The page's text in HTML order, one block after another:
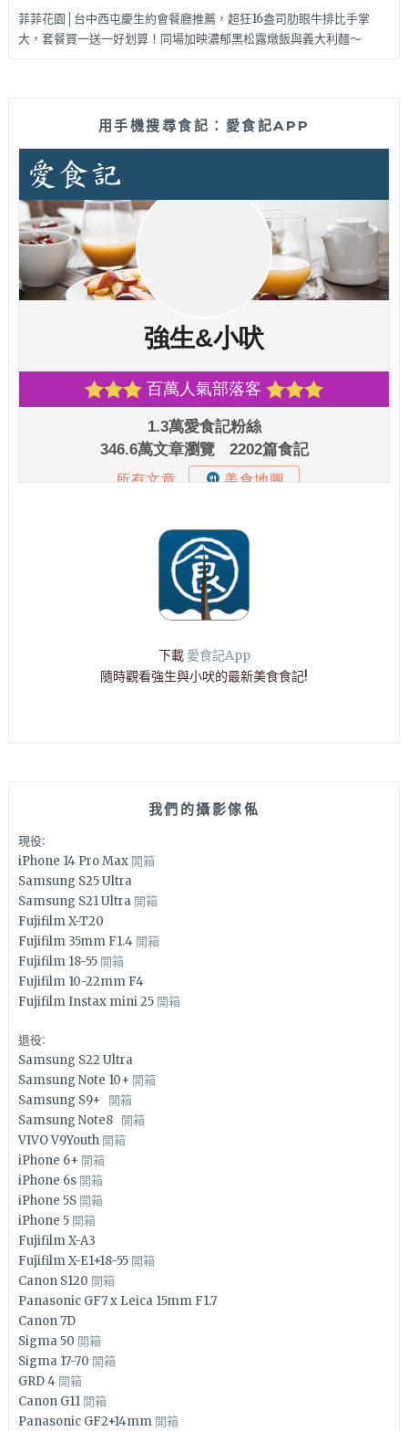
菲菲花園│台中西屯慶生約會餐廳推薦，超狂16盎司肋眼牛排比手掌
大，套餐買一送一好划算！同場加映濃郁黑松露燉飯與義大利麵～
用手機搜尋食記：愛食記APP
下載 愛食記App
隨時觀看強生與小吠的最新美食食記!
我們的攝影傢俬
現役:
iPhone 14 Pro Max 開箱
Samsung S25 Ultra
Samsung S21 Ultra 開箱
Fujifilm X-T20
Fujifilm 35mm F1.4 開箱
Fujifilm 18-55 開箱
Fujifilm 10-22mm F4
Fujifilm Instax mini 25 開箱
退役:
Samsung S22 Ultra
Samsung Note 10+ 開箱
Samsung S9+ 開箱
Samsung Note8 開箱
VIVO V9Youth 開箱
iPhone 6+ 開箱
iPhone 6s 開箱
iPhone 5S 開箱
iPhone 5 開箱
Fujifilm X-A3
Fujifilm X-E1+18-55 開箱
Canon S120 開箱
Panasonic GF7 x Leica 15mm F1.7
Canon 7D
Sigma 50 開箱
Sigma 17-70 開箱
GRD 4 開箱
Canon G11 開箱
Panasonic GF2+14mm 開箱